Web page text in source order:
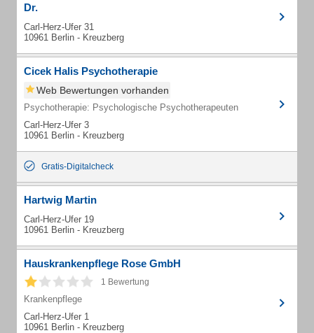
Dr.
Carl-Herz-Ufer 31
10961 Berlin - Kreuzberg
Cicek Halis Psychotherapie
Web Bewertungen vorhanden
Psychotherapie: Psychologische Psychotherapeuten
Carl-Herz-Ufer 3
10961 Berlin - Kreuzberg
Gratis-Digitalcheck
Hartwig Martin
Carl-Herz-Ufer 19
10961 Berlin - Kreuzberg
Hauskrankenpflege Rose GmbH
1 Bewertung
Krankenpflege
Carl-Herz-Ufer 1
10961 Berlin - Kreuzberg